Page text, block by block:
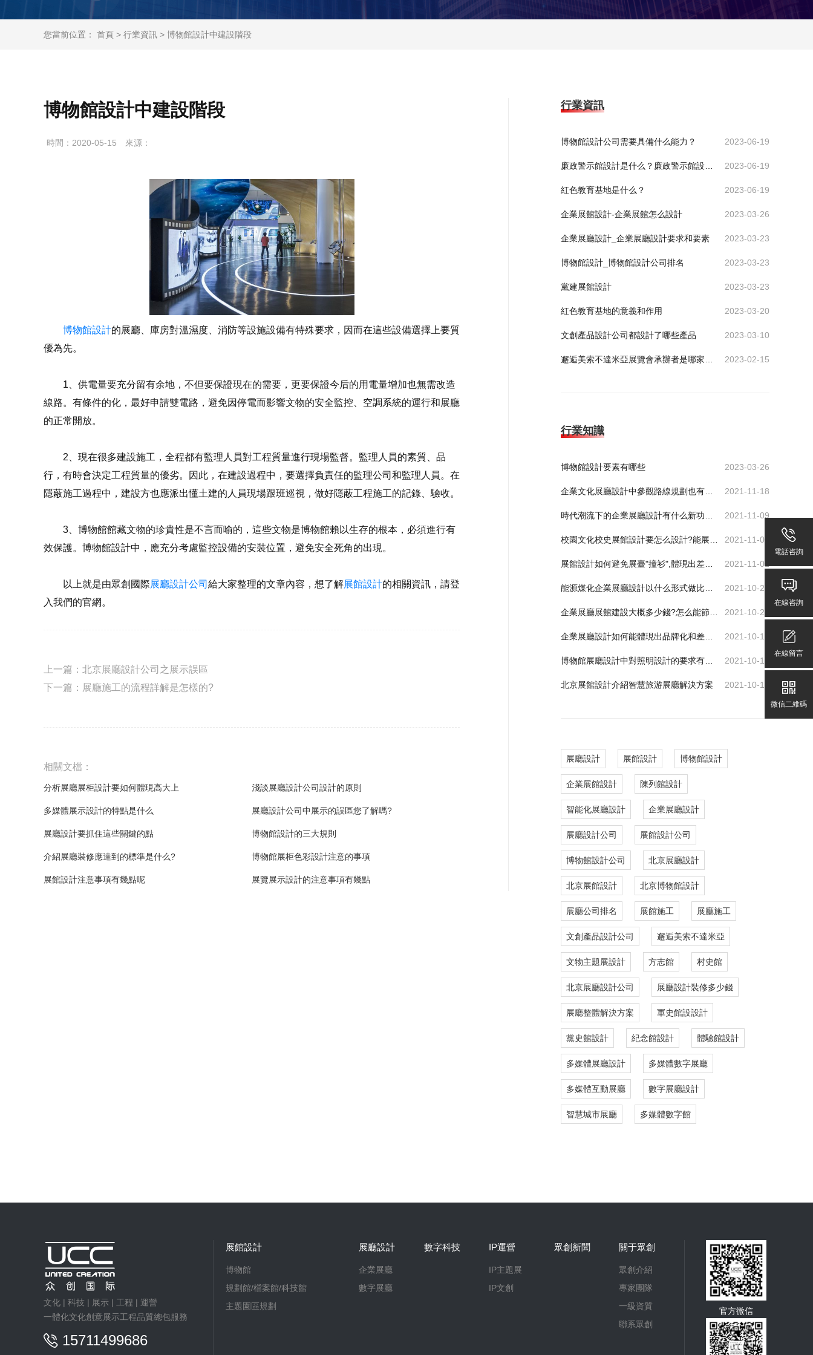
您當前位置： 首頁 > 行業資訊 > 博物館設計中建設階段
博物館設計中建設階段
時間：2020-05-15 來源：
博物館設計的展廳、庫房對溫濕度、消防等設施設備有特殊要求，因而在這些設備選擇上要質
優為先。
1、供電量要充分留有余地，不但要保證現在的需要，更要保證今后的用電量增加也無需改造
線路。有條件的化，最好申請雙電路，避免因停電而影響文物的安全監控、空調系統的運行和展廳
的正常開放。
2、現在很多建設施工，全程都有監理人員對工程質量進行現場監督。監理人員的素質、品
行，有時會決定工程質量的優劣。因此，在建設過程中，要選擇負責任的監理公司和監理人員。在
隱蔽施工過程中，建設方也應派出懂土建的人員現場跟班巡視，做好隱蔽工程施工的記錄、驗收。
3、博物館館藏文物的珍貴性是不言而喻的，這些文物是博物館賴以生存的根本，必須進行有
效保護。博物館設計中，應充分考慮監控設備的安裝位置，避免安全死角的出現。
以上就是由眾創國際展廳設計公司 給大家整理的文章內容，想了解展館設計的相關資訊，請登
入我們的官網。
上一篇： 北京展廳設計公司之展示誤區
下一篇： 展廳施工的流程詳解是怎樣的?
相關文檔：
分析展廳展柜設計要如何體現高大上 淺談展廳設計公司設計的原則
多媒體展示設計的特點是什么 展廳設計公司中展示的誤區您了解嗎?
展廳設計要抓住這些關鍵的點 博物館設計的三大規則
介紹展廳裝修應達到的標準是什么? 博物館展柜色彩設計注意的事項
展館設計注意事項有幾點呢 展覽展示設計的注意事項有幾點
行業資訊
博物館設計公司需要具備什么能力？ 2023-06-19
2023-06-19
紅色教育基地是什么？ 2023-06-19
企業展館設計-企業展館怎么設計 2023-03-26
企業展廳設計_企業展廳設計要求和要素 2023-03-23
博物館設計_博物館設計公司排名 2023-03-23
黨建展館設計 2023-03-23
紅色教育基地的意義和作用 2023-03-20
文創產品設計公司都設計了哪些產品 2023-03-10
2023-02-15
行業知識
博物館設計要素有哪些 2023-03-26
2021-11-18
2021-11-09
2021-11-01
2021-11-01
2021-10-26
2021-10-25
2021-10-13
2021-10-13
北京展館設計介紹智慧旅游展廳解決方案 2021-10-13
展廳設計 展館設計 博物館設計
企業展館設計 陳列館設計
智能化展廳設計 企業展廳設計
展廳設計公司 展館設計公司
博物館設計公司 北京展廳設計
北京展館設計 北京博物館設計
展廳公司排名 展館施工 展廳施工
文創產品設計公司 邂逅美索不達米亞
文物主題展設計 方志館 村史館
北京展廳設計公司 展廳設計裝修多少錢
展廳整體解決方案 軍史館設設計
黨史館設計 紀念館設計 體驗館設計
多媒體展廳設計 多媒體數字展廳
多媒體互動展廳 數字展廳設計
智慧城市展廳 多媒體數字館
文化 | 科技 | 展示 | 工程 | 運營
一體化文化創意展示工程品質總包服務
15711499686
展館設計
博物館
規劃館/檔案館/科技館
主題園區規劃
展廳設計
企業展廳
數字展廳
數字科技 IP運營
IP主題展
IP文創
眾創新聞 關于眾創
眾創介紹
專家團隊
一級資質
聯系眾創
官方微信
電話咨詢
在線咨詢
在線留言
微信二維碼